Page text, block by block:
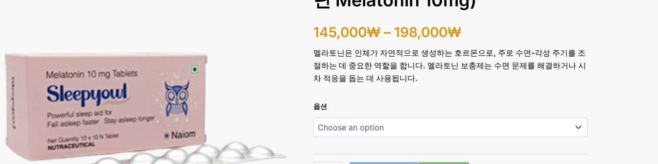
145,000₩ – 198,000₩
멜라토닌은 인체가 자연적으로 생성하는 호르몬으로, 주로 수면-각성 주기를 조
절하는 데 중요한 역할을 합니다. 멜라토닌 보충제는 수면 문제를 해결하거나 시
차 적응을 돕는 데 사용됩니다.
옵션
멜
라
닌
요